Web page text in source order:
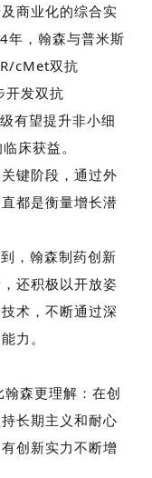
商业化的综合实
年，翰森与普米斯
cMet双抗
开发双抗
有望提升非小细
床获益。
键阶段，通过外
都是衡量增长潜
到，翰森制药创新
还积极以开放姿
术，不断通过深
力。
森更理解：在创
长期主义和耐心
创新实力不断增